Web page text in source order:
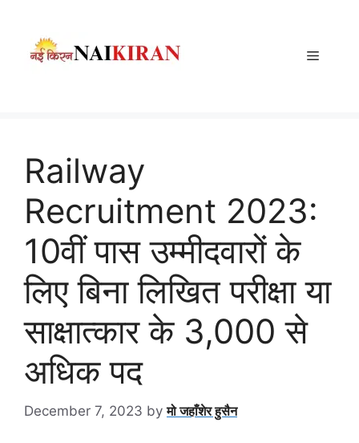
content
Menu
Railway
Recruitment 2023:
10वीं पास उम्मीदवारों के
लिए बिना लिखित परीक्षा या
साक्षात्कार के 3,000 से
अधिक पद
December 7, 2023 byमो जहाँशेर हुसैन